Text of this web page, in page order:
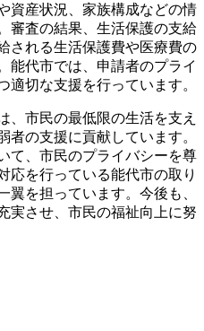
資産状況、家族構成などの情
審査の結果、生活保護の支給
される生活保護費や医療費の
能代市では、申請者のプライ
適切な支援を行っています。
、市民の最低限の生活を支え
者の支援に貢献しています。
て、市民のプライバシーを尊
応を行っている能代市の取り
翼を担っています。今後も、
実させ、市民の福祉向上に努